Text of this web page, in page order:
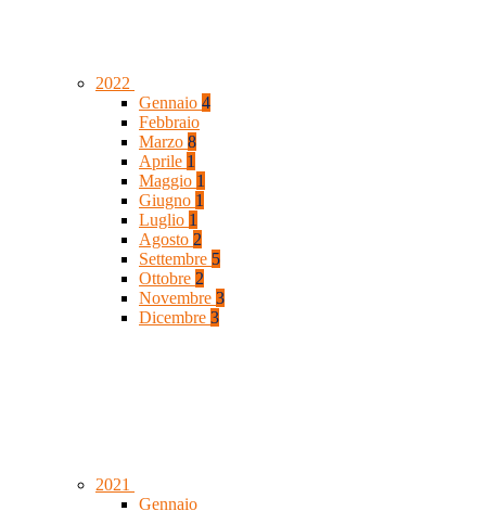
2022
Gennaio 4
Febbraio
Marzo 8
Aprile 1
Maggio 1
Giugno 1
Luglio 1
Agosto 2
Settembre 5
Ottobre 2
Novembre 3
Dicembre 3
2021
Gennaio